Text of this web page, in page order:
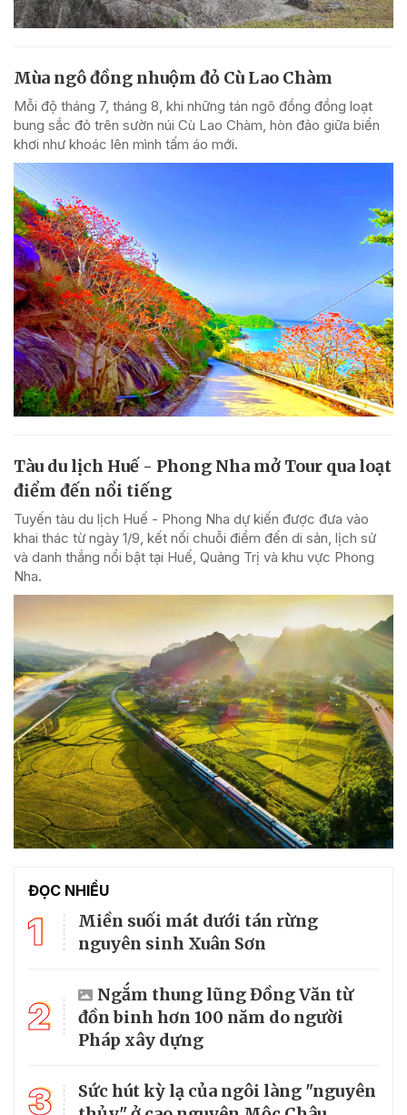
Mùa ngô đồng nhuộm đỏ Cù Lao Chàm
Mỗi độ tháng 7, tháng 8, khi những tán ngô đồng đồng loạt
bung sắc đỏ trên sườn núi Cù Lao Chàm, hòn đảo giữa biển
khơi như khoác lên mình tấm áo mới.
Tàu du lịch Huế - Phong Nha mở Tour qua loạt
điểm đến nổi tiếng
Tuyến tàu du lịch Huế - Phong Nha dự kiến được đưa vào
khai thác từ ngày 1/9, kết nối chuỗi điểm đến di sản, lịch sử
và danh thắng nổi bật tại Huế, Quảng Trị và khu vực Phong
Nha.
ĐỌC NHIỀU
1
Miền suối mát dưới tán rừng
nguyên sinh Xuân Sơn
2
Ngắm thung lũng Đồng Văn từ
đồn binh hơn 100 năm do người
Pháp xây dựng
3
Sức hút kỳ lạ của ngôi làng "nguyên